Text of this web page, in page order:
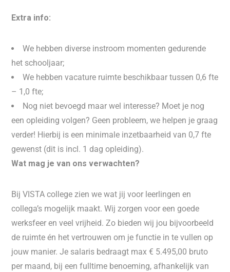
Extra info:
We hebben diverse instroom momenten gedurende
het schooljaar;
We hebben vacature ruimte beschikbaar tussen 0,6 fte
– 1,0 fte;
Nog niet bevoegd maar wel interesse? Moet je nog
een opleiding volgen? Geen probleem, we helpen je graag
verder! Hierbij is een minimale inzetbaarheid van 0,7 fte
gewenst (dit is incl. 1 dag opleiding).
Wat mag je van ons verwachten?
Bij VISTA college zien we wat jij voor leerlingen en
collega’s mogelijk maakt. Wij zorgen voor een goede
werksfeer en veel vrijheid. Zo bieden wij jou bijvoorbeeld
de ruimte én het vertrouwen om je functie in te vullen op
jouw manier. Je salaris bedraagt max € 5.495,00 bruto
per maand, bij een fulltime benoeming, afhankelijk van